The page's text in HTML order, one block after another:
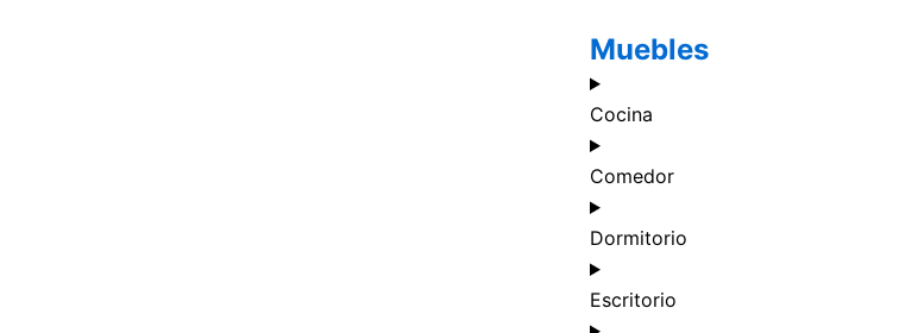
Muebles
Cocina
Comedor
Dormitorio
Escritorio